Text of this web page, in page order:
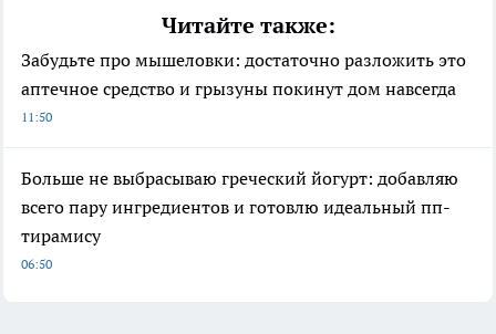
Читайте также:
Забудьте про мышеловки: достаточно разложить это
аптечное средство и грызуны покинут дом навсегда
11:50
Больше не выбрасываю греческий йогурт: добавляю
всего пару ингредиентов и готовлю идеальный пп-
тирамису
06:50